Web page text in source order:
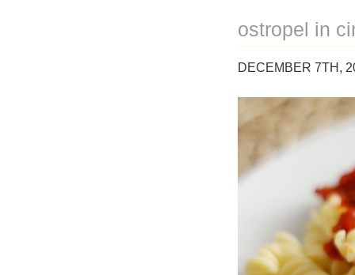
ostropel in
DECEMBER 7TH,